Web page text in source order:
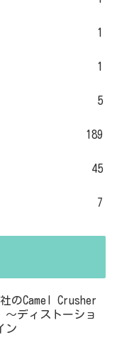
1
1
5
189
45
7
のCamel Crusher
ディストーショ
ン